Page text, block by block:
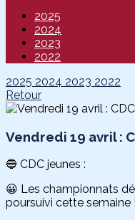
2025
2024
2023
2022
2025 2024 2023 2022
Retour
Vendredi 19 avril :
🔵 CDC jeunes :
😀 Les championnats
poursuivi cette semaine !